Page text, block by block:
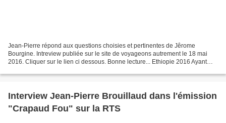
Jean-Pierre répond aux questions choisies et pertinentes de Jêrome
Bourgine. Intreview publiée sur le site de voyageons autrement le 18 mai
2016. Cliquer sur le lien ci dessous. Bonne lecture... Ethiopie 2016 Ayant
Interview Jean-Pierre Brouillaud dans l'émission
"Crapaud Fou" sur la RTS